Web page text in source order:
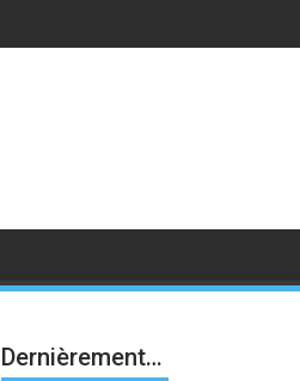
Dernièrement…